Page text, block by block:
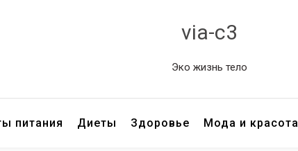
via-c3
Эко жизнь тело
питания Диеты Здоровье Мода и красота